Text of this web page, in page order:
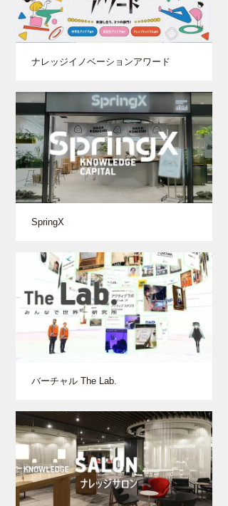
ナレッジイノベーションアワード
SpringX
バーチャル The Lab.